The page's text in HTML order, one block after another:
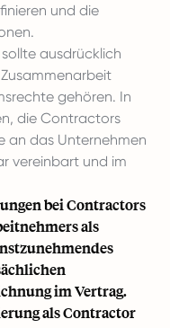
und die
ausdrücklich
gehören. In
die Contractors
an das Unternehmen
vereinbart und im
bei Contractors
als
im Vertrag.
als Contractor